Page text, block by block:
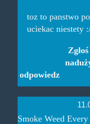
toz to panstwo
uciekac niestety
odpowiedz
Zgłoś
Smoke Weed